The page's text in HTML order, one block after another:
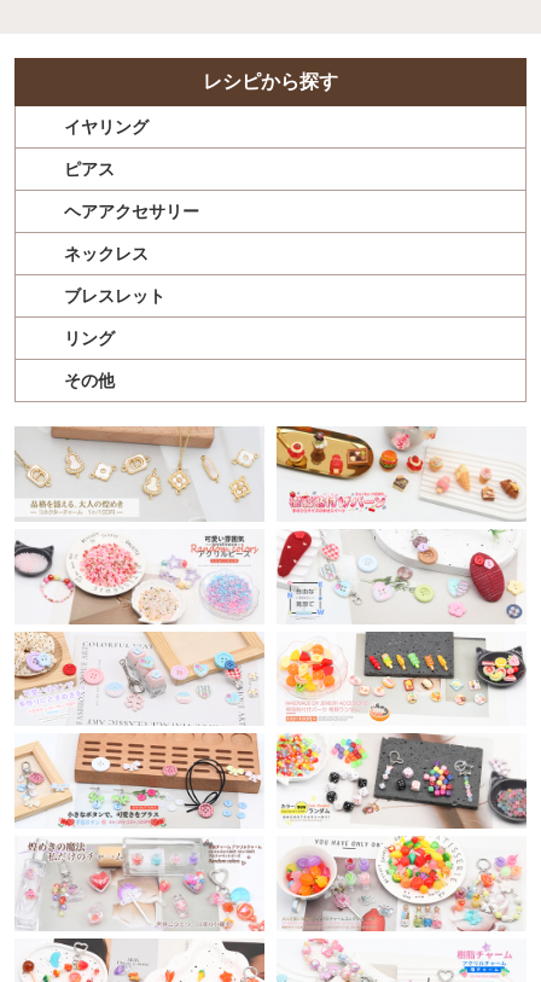
レシピから探す
イヤリング
ピアス
ヘアアクセサリー
ネックレス
ブレスレット
リング
その他